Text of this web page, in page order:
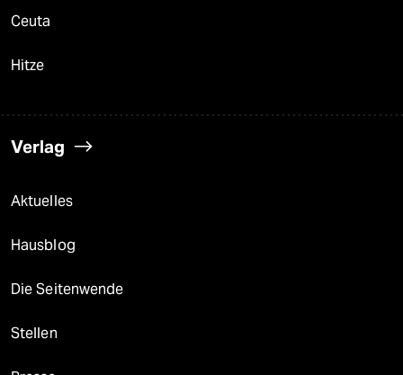
Ceuta
Hitze
Verlag
Aktuelles
Hausblog
Die Seitenwende
Stellen